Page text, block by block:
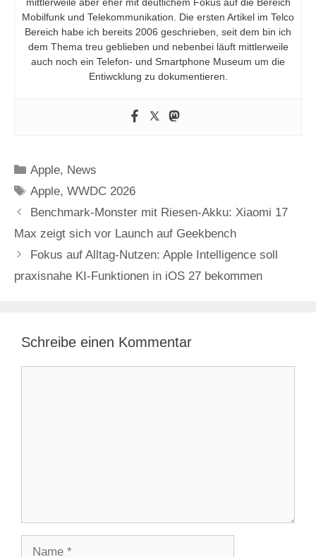
Mobilfunk und Telekommunikation. Die ersten Artikel im Telco
Bereich habe ich bereits 2006 geschrieben, seit dem bin ich
dem Thema treu geblieben und nebenbei läuft mittlerweile
auch noch ein Telefon- und Smartphone Museum um die
Entiwcklung zu dokumentieren.
Kategorien
Apple, News
Schlagwörter
Apple,WWDC 2026
Benchmark-Monster mit Riesen-Akku: Xiaomi 17
Max zeigt sich vor Launch auf Geekbench
Fokus auf Alltag-Nutzen: Apple Intelligence soll
praxisnahe KI-Funktionen in iOS 27 bekommen
Schreibe einen Kommentar